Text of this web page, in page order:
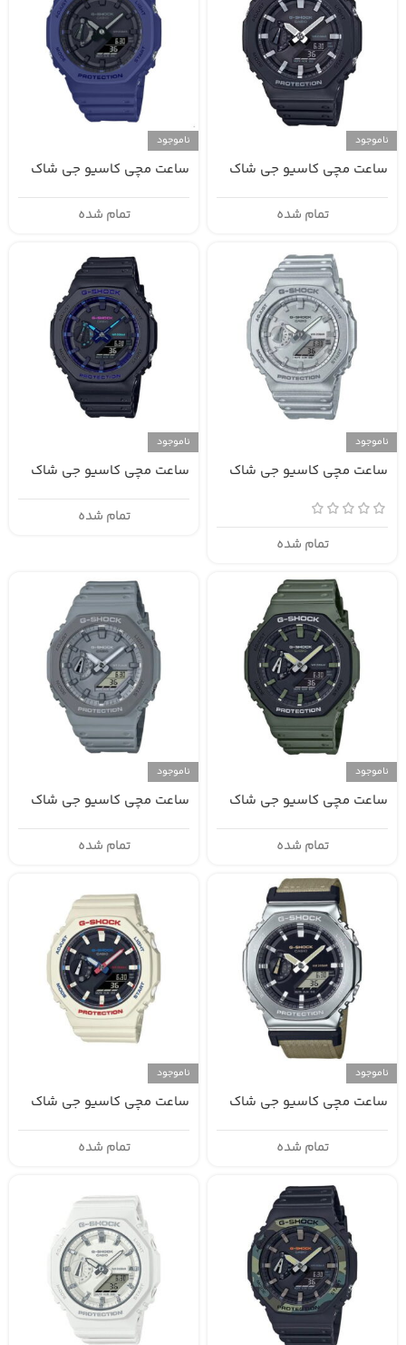
ناموجود
ساعت مچی کاسیو جی شاک
تمام شده
ناموجود
ساعت مچی کاسیو جی شاک
تمام شده
ناموجود
ساعت مچی کاسیو جی شاک
تمام شده
ناموجود
ساعت مچی کاسیو جی شاک
تمام شده
ناموجود
ساعت مچی کاسیو جی شاک
تمام شده
ناموجود
ساعت مچی کاسیو جی شاک
تمام شده
ناموجود
ساعت مچی کاسیو جی شاک
تمام شده
ناموجود
ساعت مچی کاسیو جی شاک
تمام شده